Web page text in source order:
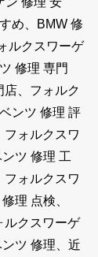
め、BMW 修
ルクスワーゲ
修理 専門
店、フォルク
ンツ 修理 評
フォルクスワ
ツ 修理 工
フォルクスワ
理 点検、
ルクスワーゲ
ツ 修理、近